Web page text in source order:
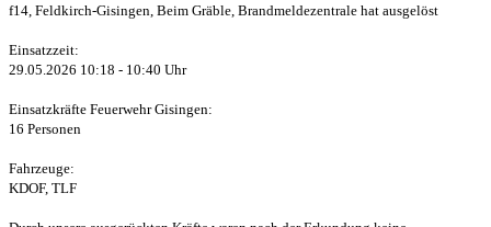
f14, Feldkirch-Gisingen, Beim Gräble, Brandmeldezentrale hat ausgelöst
Einsatzzeit:
29.05.2026 10:18 - 10:40 Uhr
Einsatzkräfte Feuerwehr Gisingen:
16 Personen
Fahrzeuge:
KDOF, TLF